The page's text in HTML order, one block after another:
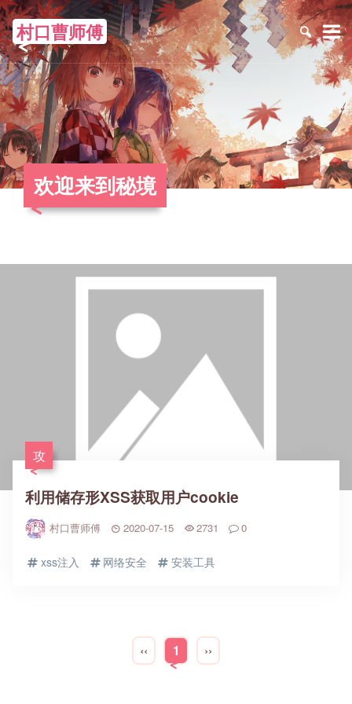
村口曹师傅 ≡
欢迎来到秘境
攻
利用储存形XSS获取用户cookie
村口曹师傅 2020-07-15 2731 0
xss注入 网络安全 安装工具
‹‹ 1 ››